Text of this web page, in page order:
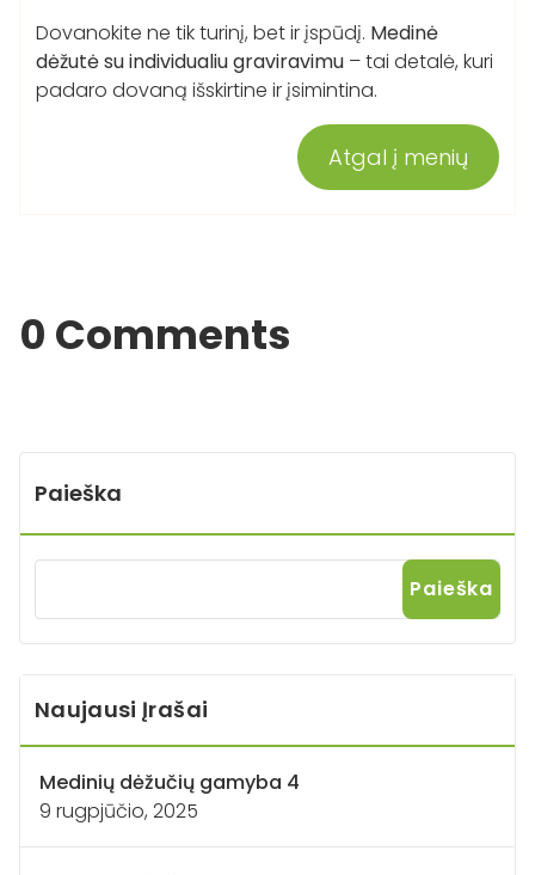
Dovanokite ne tik turinį, bet ir įspūdį. Medinė
dėžutė su individualiu graviravimu – tai detalė, kuri
padaro dovaną išskirtine ir įsimintina.
Atgal į menių
0 Comments
Paieška
Paieška
Naujausi Įrašai
Medinių dėžučių gamyba 4
9 rugpjūčio, 2025